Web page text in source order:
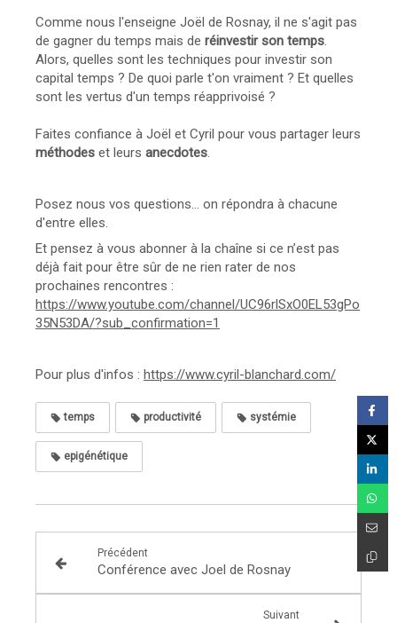
Comme nous l'enseigne Joël de Rosnay, il ne s'agit pas
de gagner du temps mais de réinvestir son temps.
Alors, quelles sont les techniques pour investir son
capital temps ? De quoi parle t'on vraiment ? Et quelles
sont les vertus d'un temps réapprivoisé ?
Faites confiance à Joël et Cyril pour vous partager leurs
méthodes et leurs anecdotes.
Posez nous vos questions... on répondra à chacune
d'entre elles.
Et pensez à vous abonner à la chaîne si ce n’est pas
déjà fait pour être sûr de ne rien rater de nos
prochaines rencontres :
https://www.youtube.com/channel/UC96rlSxO0EL53gPo
35N53DA/?sub_confirmation=1
Pour plus d'infos : https://www.cyril-blanchard.com/​
temps productivité systémie
epigénétique
Précédent
Conférence avec Joel de Rosnay
Suivant